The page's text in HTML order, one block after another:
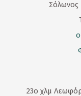
Σόλωνος
23ο χλμ